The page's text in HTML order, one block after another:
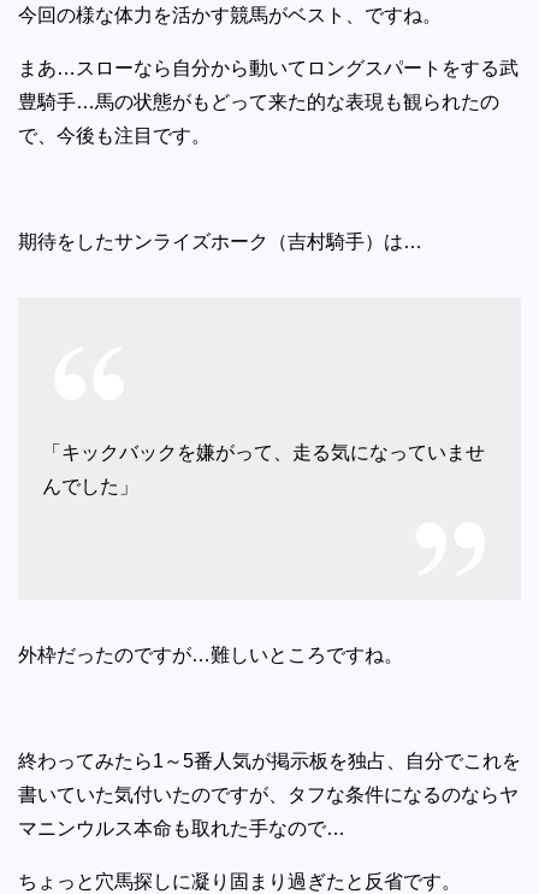
今回の様な体力を活かす競馬がベスト、ですね。
まあ…スローなら自分から動いてロングスパートをする武
豊騎手…馬の状態がもどって来た的な表現も観られたの
で、今後も注目です。
期待をしたサンライズホーク（吉村騎手）は…
「キックバックを嫌がって、走る気になっていませ
んでした」
外枠だったのですが…難しいところですね。
終わってみたら1～5番人気が掲示板を独占、自分でこれを
書いていた気付いたのですが、タフな条件になるのならヤ
マニンウルス本命も取れた手なので…
ちょっと穴馬探しに凝り固まり過ぎたと反省です。